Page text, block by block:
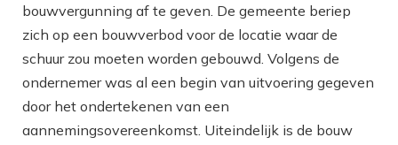
bouwvergunning af te geven. De gemeente beriep
zich op een bouwverbod voor de locatie waar de
schuur zou moeten worden gebouwd. Volgens de
ondernemer was al een begin van uitvoering gegeven
door het ondertekenen van een
aannemingsovereenkomst. Uiteindelijk is de bouw